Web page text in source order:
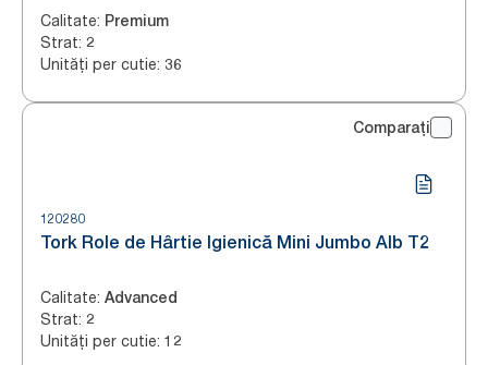
Calitate: Premium
Strat: 2
Unități per cutie: 36
Comparați
120280
Tork Role de Hârtie Igienică Mini Jumbo Alb T2
Calitate: Advanced
Strat: 2
Unități per cutie: 12